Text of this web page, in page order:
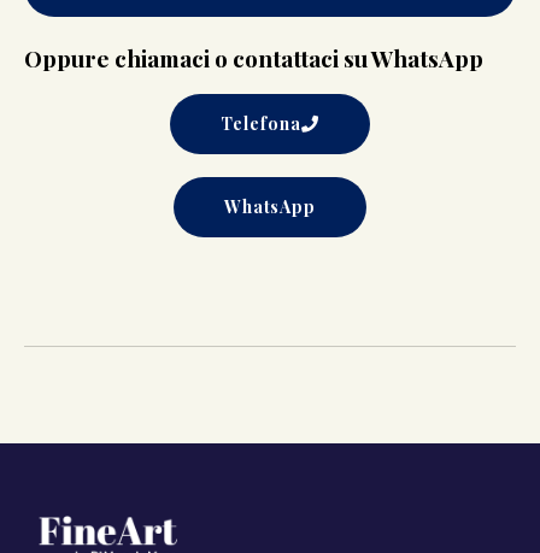
Oppure chiamaci o contattaci su WhatsApp
Telefona
WhatsApp